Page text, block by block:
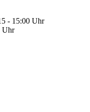
- 15:00 Uhr
Uhr